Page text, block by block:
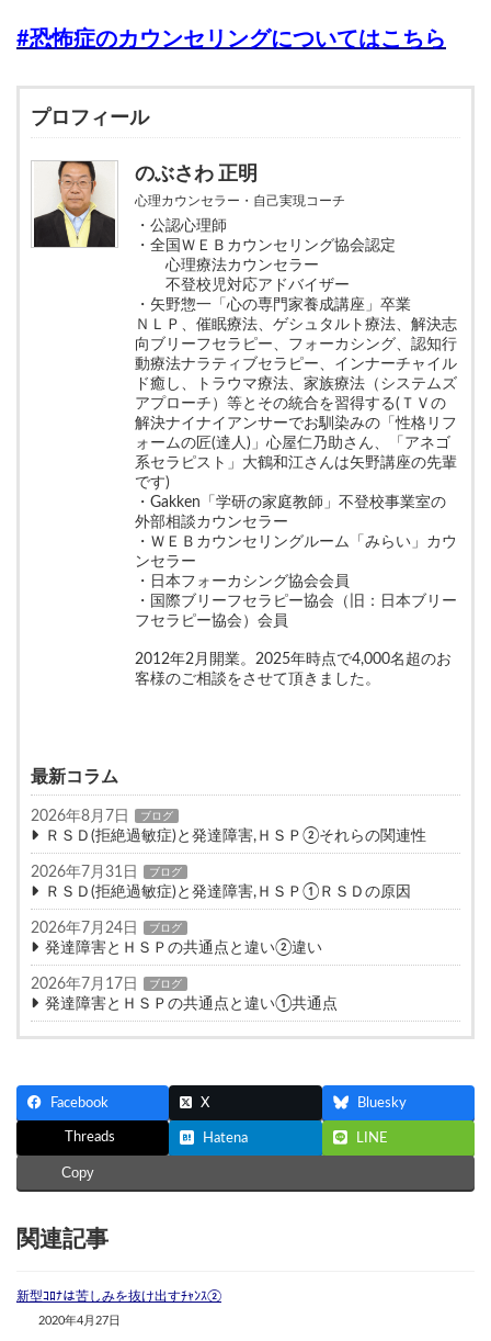
#恐怖症のカウンセリングについてはこちら
プロフィール
のぶさわ 正明
心理カウンセラー・自己実現コーチ
・公認心理師
・全国ＷＥＢカウンセリング協会認定
心理療法カウンセラー
不登校児対応アドバイザー
・矢野惣一「心の専門家養成講座」卒業
ＮＬＰ、催眠療法、ゲシュタルト療法、解決志
向ブリーフセラピー、フォーカシング、認知行
動療法ナラティブセラピー、インナーチャイル
ド癒し、トラウマ療法、家族療法（システムズ
アプローチ）等とその統合を習得する(ＴＶの
解決ナイナイアンサーでお馴染みの「性格リフ
ォームの匠(達人)」心屋仁乃助さん、「アネゴ
系セラピスト」大鶴和江さんは矢野講座の先輩
です)
・Gakken「学研の家庭教師」不登校事業室の
外部相談カウンセラー
・ＷＥＢカウンセリングルーム「みらい」カウ
ンセラー
・日本フォーカシング協会会員
・国際ブリーフセラピー協会（旧：日本ブリー
フセラピー協会）会員
2012年2月開業。2025年時点で4,000名超のお
客様のご相談をさせて頂きました。
最新コラム
2026年8月7日 ブログ
ＲＳＤ(拒絶過敏症)と発達障害,ＨＳＰ②それらの関連性
2026年7月31日 ブログ
ＲＳＤ(拒絶過敏症)と発達障害,ＨＳＰ①ＲＳＤの原因
2026年7月24日 ブログ
発達障害とＨＳＰの共通点と違い②違い
2026年7月17日 ブログ
発達障害とＨＳＰの共通点と違い①共通点
Facebook X Bluesky
Threads Hatena LINE
Copy
関連記事
新型ｺﾛﾅは苦しみを抜け出すﾁｬﾝｽ②
2020年4月27日